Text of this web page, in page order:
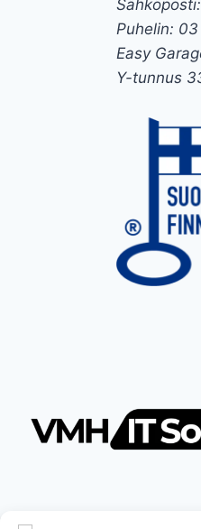
Puhelin:
Easy
Y-tunnus